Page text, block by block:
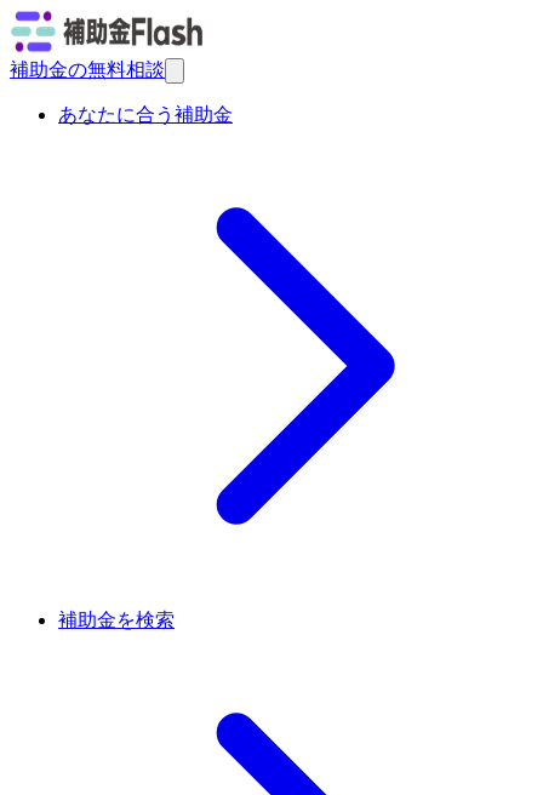
補助金の無料相談
あなたに合う補助金
補助金を検索